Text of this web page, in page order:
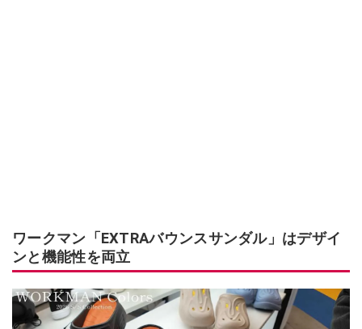
ワークマン「EXTRAバウンスサンダル」はデザイ
ンと機能性を両立